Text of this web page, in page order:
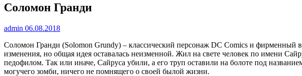
Соломон Гранди
admin 06.08.2018
Соломон Гранди (Solomon Grundy) – классический персонаж DC Comics и фирменный
изменения, но общая идея оставалась неизменной. Жил на свете человек по имени
педофилом. Так или иначе, Сайруса убили, а его труп оставили на болоте под
могучего зомби, ничего не помнящего о своей былой жизни.